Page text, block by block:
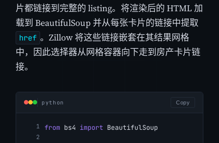
片都链接到完整的 listing。将渲染后的 HTML 加
载到 BeautifulSoup 并从每张卡片的链接中提取
href 。Zillow 将这些链接嵌套在其结果网格
中，因此选择器从网格容器向下走到房产卡片链
接。
python Copy
from bs4 import BeautifulSoup